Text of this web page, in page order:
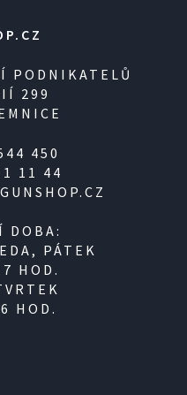
PODNIKATELŮ
299
450
11 44
DOBA:
PÁTEK
HOD.
HOD.